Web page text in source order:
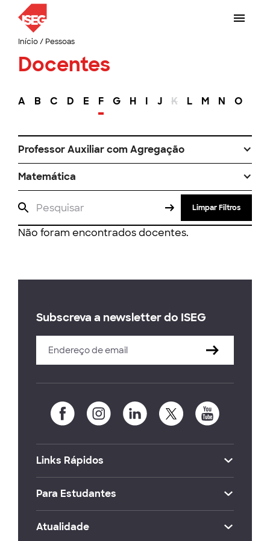
Início/ Pessoas
Docentes
A B C D E F G H I J K L M N O
Professor Auxiliar com Agregação
Matemática
Limpar Filtros
Não foram encontrados docentes.
Subscreva a newsletter do ISEG
Links Rápidos
Para Estudantes
Atualidade